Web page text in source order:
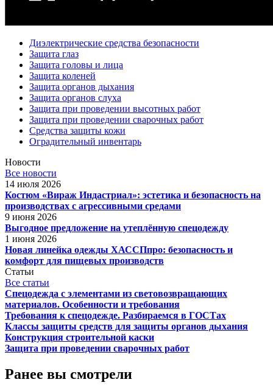
Диэлектрические средства безопасности
Защита глаз
Защита головы и лица
Защита коленей
Защита органов дыхания
Защита органов слуха
Защита при проведении высотных работ
Защита при проведении сварочных работ
Средства защиты кожи
Оградительный инвентарь
Новости
Все новости
14 июля 2026
Костюм «Вираж Индастриал»: эстетика и безопасность на
производствах с агрессивными средами
9 июня 2026
Выгодное предложение на утеплённую спецодежду
1 июня 2026
Новая линейка одежды ХАССПпро: безопасность и
комфорт для пищевых производств
Статьи
Все статьи
Спецодежда с элементами из световозвращающих
материалов. Особенности и требования
Требования к спецодежде. Разбираемся в ГОСТах
Классы защиты средств для защиты органов дыхания
Конструкция строительной каски
Защита при проведении сварочных работ
Ранее вы смотрели